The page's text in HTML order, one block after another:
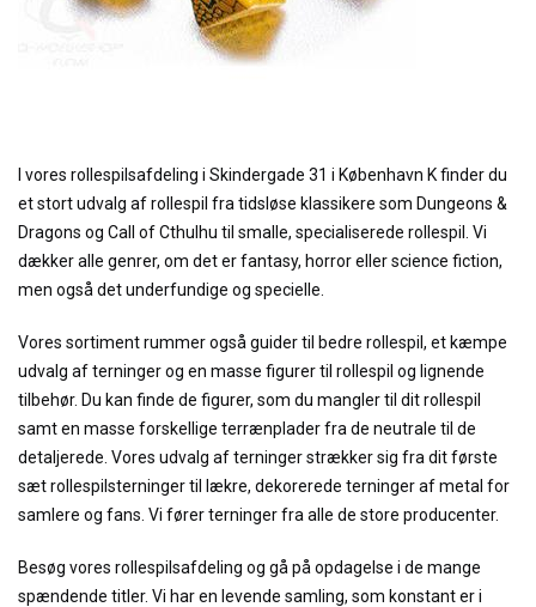
I vores rollespilsafdeling i Skindergade 31 i København K finder du
et stort udvalg af rollespil fra tidsløse klassikere som Dungeons &
Dragons og Call of Cthulhu til smalle, specialiserede rollespil. Vi
dækker alle genrer, om det er fantasy, horror eller science fiction,
men også det underfundige og specielle.
Vores sortiment rummer også guider til bedre rollespil, et kæmpe
udvalg af terninger og en masse figurer til rollespil og lignende
tilbehør. Du kan finde de figurer, som du mangler til dit rollespil
samt en masse forskellige terrænplader fra de neutrale til de
detaljerede. Vores udvalg af terninger strækker sig fra dit første
sæt rollespilsterninger til lækre, dekorerede terninger af metal for
samlere og fans. Vi fører terninger fra alle de store producenter.
Besøg vores rollespilsafdeling og gå på opdagelse i de mange
spændende titler. Vi har en levende samling, som konstant er i